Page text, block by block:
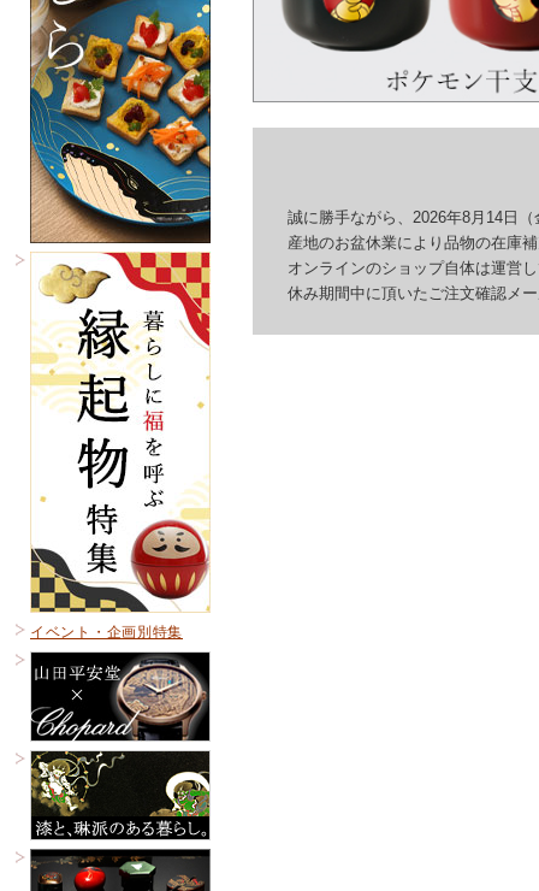
イベント・企画別特集
誠に勝手ながら、2026年8月14日（
産地のお盆休業により品物の在庫補
オンラインのショップ自体は運営し
休み期間中に頂いたご注文確認メー